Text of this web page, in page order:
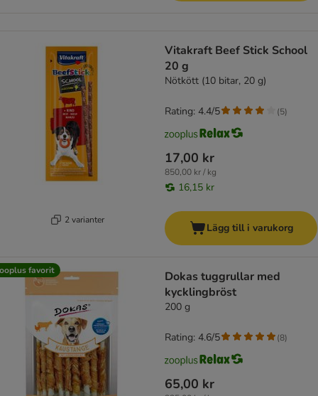
2 varianter
Vitakraft Beef Stick School
20 g
Nötkött (10 bitar, 20 g)
17,00 kr
850,00 kr / kg
16,15 kr
Rating: 4.4/5 (5)
Lägg till i varukorg
favorit
Dokas tuggrullar med
kycklingbröst
200 g
65,00 kr
Rating: 4.6/5 (8)